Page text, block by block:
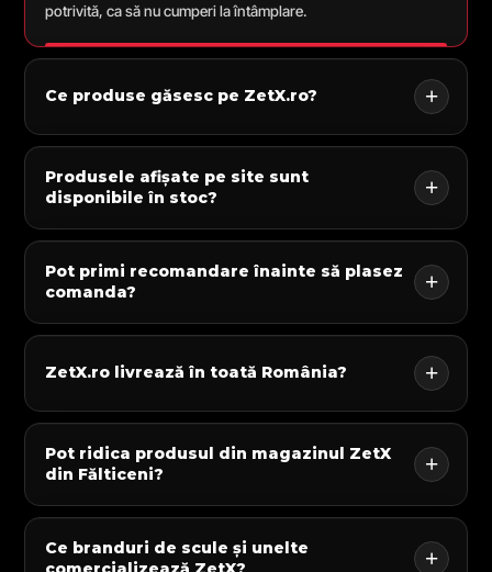
potrivită, ca să nu cumperi la întâmplare.
Ce produse găsesc pe ZetX.ro?
Produsele afișate pe site sunt
disponibile în stoc?
Pot primi recomandare înainte să plasez
comanda?
ZetX.ro livrează în toată România?
Pot ridica produsul din magazinul ZetX
din Fălticeni?
Ce branduri de scule și unelte